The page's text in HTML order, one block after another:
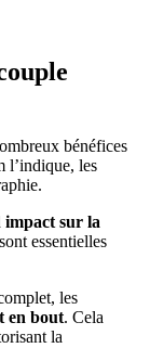
bénéfices
l’indique, les
impact sur la
essentielles
les
en bout. Cela
la